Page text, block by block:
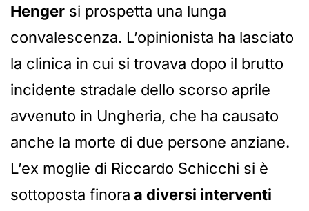
Henger si prospetta una lunga
convalescenza. L’opinionista ha lasciato
la clinica in cui si trovava dopo il brutto
incidente stradale dello scorso aprile
avvenuto in Ungheria, che ha causato
anche la morte di due persone anziane.
L’ex moglie di Riccardo Schicchi si è
sottoposta finora a diversi interventi